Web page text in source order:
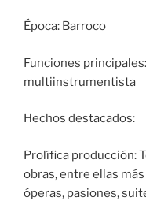
Época: Barroco
Funciones
multiinstrumentista
Hechos destacados:
Prolífica producción:
obras, entre ellas
óperas, pasiones,